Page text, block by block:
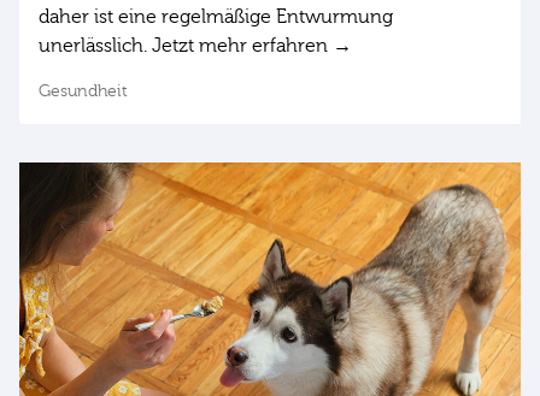
daher ist eine regelmäßige Entwurmung
unerlässlich. Jetzt mehr erfahren →
Gesundheit